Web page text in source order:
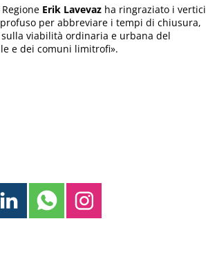
Erik Lavevaz ha ringraziato i vertici
profuso per abbreviare i tempi di chiusura,
viabilità ordinaria e urbana del
e dei comuni limitrofi».